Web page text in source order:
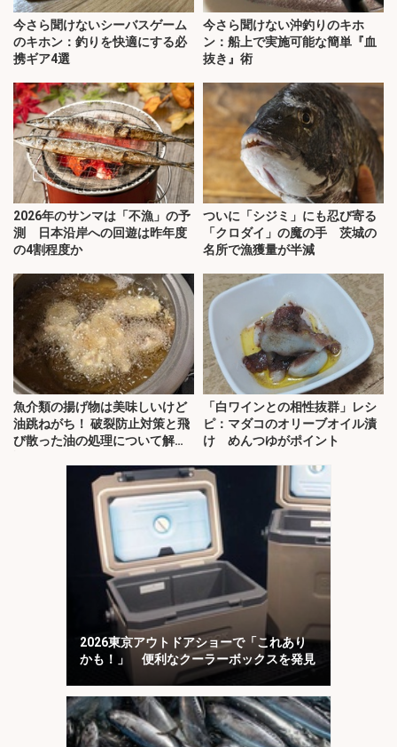
今さら聞けないシーバスゲーム
のキホン：釣りを快適にする必
携ギア4選
今さら聞けない沖釣りのキホ
ン：船上で実施可能な簡単『血
抜き』術
2026年のサンマは「不漁」の予
測 日本沿岸への回遊は昨年度
の4割程度か
ついに「シジミ」にも忍び寄る
「クロダイ」の魔の手 茨城の
名所で漁獲量が半減
魚介類の揚げ物は美味しいけど
油跳ねがち！ 破裂防止対策と飛
び散った油の処理について解
「白ワインとの相性抜群」レシ
ピ：マダコのオリーブオイル漬
け めんつゆがポイント
2026東京アウトドアショーで「これあり
かも！」 便利なクーラーボックスを発見